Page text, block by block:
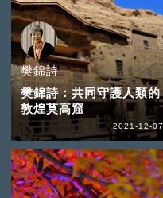
樊錦詩
樊錦詩：共同守護人類的
敦煌莫高窟
2021-12-07